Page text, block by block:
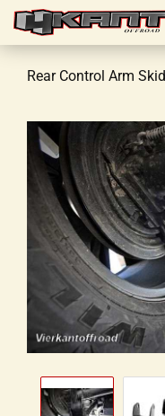
Rear Control Arm